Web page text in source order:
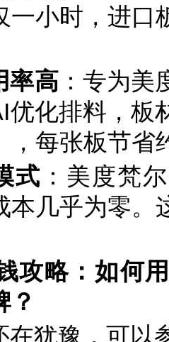
一小时，进口
率高：专为美
优化排料，板
，每张板节省
式 ：美度梵
本几乎为零。
攻略：如何
？
在犹豫，可以